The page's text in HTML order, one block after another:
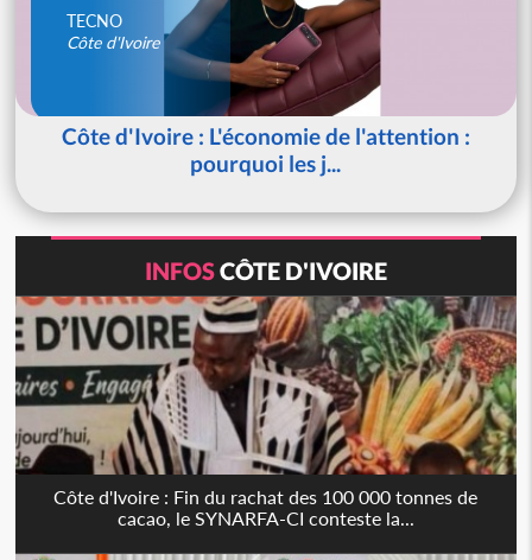
TECNO
Côte d'Ivoire
Côte d'Ivoire : L'économie de l'attention :
pourquoi les j...
INFOSCÔTE D'IVOIRE
Côte d'Ivoire : Fin du rachat des 100 000 tonnes de
cacao, le SYNARFA-CI conteste la...